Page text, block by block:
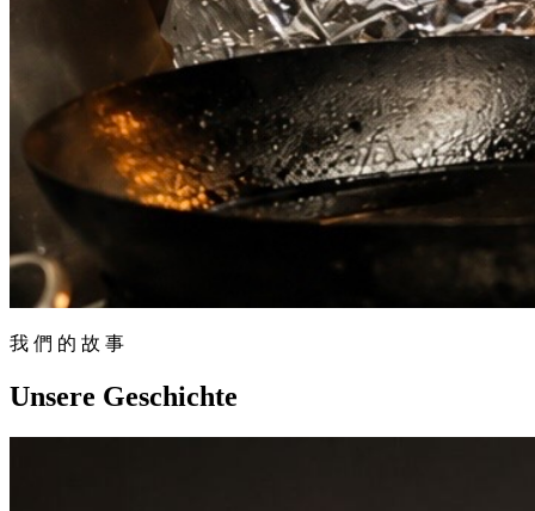
我 們 的 故 事
Unsere Geschichte